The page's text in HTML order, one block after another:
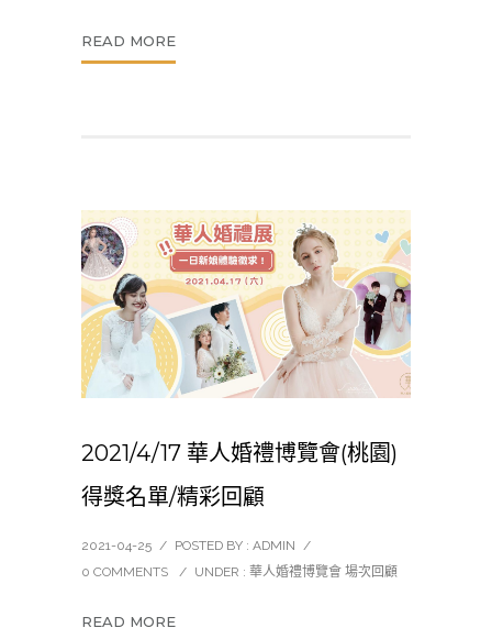
READ MORE
2021/4/17 華人婚禮博覽會(桃園)
得獎名單/精彩回顧
2021-04-25 / POSTED BY : ADMIN /
0 COMMENTS
/ UNDER : 華人婚禮博覽會 場次回顧
READ MORE